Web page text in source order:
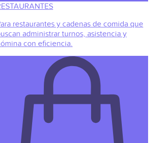
restaurantes y cadenas de comida que
administrar turnos, asistencia y
con eficiencia.